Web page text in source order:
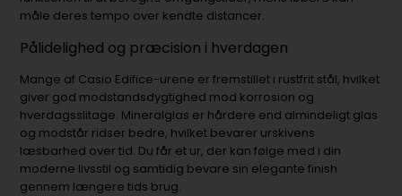
måle deres tempo over kendte distancer.
Pålidelighed og præcision i hverdagen
Mange af Casio Edifice-urene er fremstillet i rustfrit stål, hvilket
giver god modstandsdygtighed mod korrosion og
hverdagsslitage. Mineralglas er hårdere end almindeligt glas
og modstår ridser bedre, hvilket bevarer urskivens
læsbarhed over tid. Du får et ur, der kan følge med i din
moderne livsstil og samtidig bevare sin elegante finish
gennem længere tids brug.